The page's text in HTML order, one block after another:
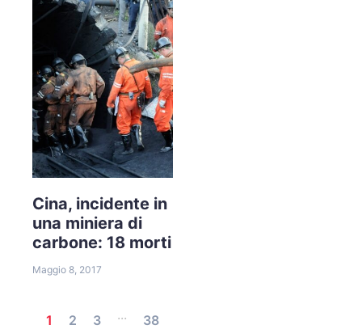
Cina, incidente in
una miniera di
carbone: 18 morti
Maggio 8, 2017
1 2 3 ... 38